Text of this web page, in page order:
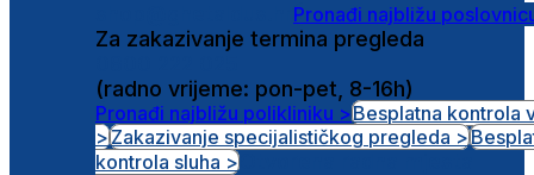
Pronađi najbližu
Za zakazivanje termina pregleda
(radno vrijeme: pon-pet, 8-16h)
Pronađi najbližu polikliniku >Besplatna kontrola
>Zakazivanje specijalističkog pregleda >
kontrola sluha >